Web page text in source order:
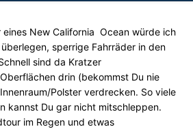
eines New California Ocean würde ich
sperrige Fahrräder in den
sind da Kratzer
drin (bekommst Du nie
Polster verdrecken. So viele
kannst Du gar nicht mitschleppen.
im Regen und etwas